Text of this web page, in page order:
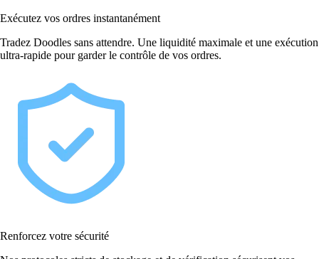
Exécutez vos ordres instantanément
Tradez Doodles sans attendre. Une liquidité maximale et une exécution
ultra-rapide pour garder le contrôle de vos ordres.
Renforcez votre sécurité